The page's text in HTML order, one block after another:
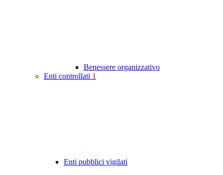
Benessere organizzativo
Enti controllati 1
Enti pubblici vigilati